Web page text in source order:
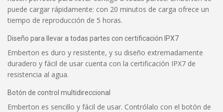
puede cargar rápidamente: con 20 minutos de carga ofrece un
tiempo de reproducción de 5 horas.
Diseño para llevar a todas partes con certificación IPX7
Emberton es duro y resistente, y su diseño extremadamente
duradero y fácil de usar cuenta con la certificación IPX7 de
resistencia al agua.
Botón de control multidireccional
Emberton es sencillo y fácil de usar. Contrólalo con el botón de